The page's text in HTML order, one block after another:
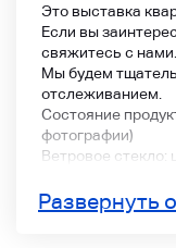
Это выставка
Если вы
свяжитесь с нами.
Мы будем
отслеживанием.
Состояние
фотографии)
Ветровое стекло:
Безель:
маленькая
Развернуть